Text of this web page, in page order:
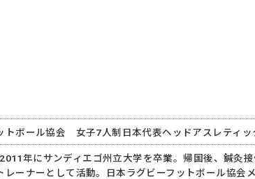
トボール協会 女子7人制日本代表ヘッドアスレティ
年にサンディエゴ州立大学を卒業。帰国後、鍼灸
レーナーとして活動。日本ラグビーフットボール協